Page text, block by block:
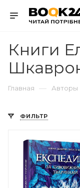
Книги
Главная — Авторы
ФИЛЬТР